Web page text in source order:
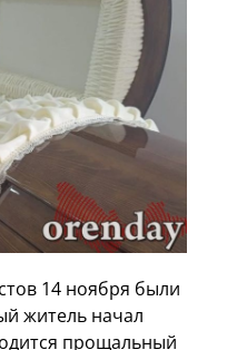
14 ноября были
житель начал
прощальный